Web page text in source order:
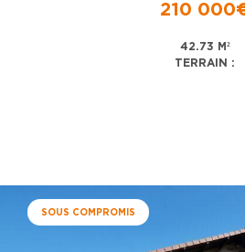
210
42.73 M²
TERRAIN :
SOUS COMPROMIS